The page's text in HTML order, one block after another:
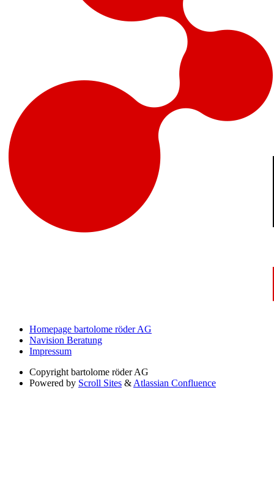
Homepage bartolome röder AG
Navision Beratung
Impressum
Copyright bartolome röder AG
Powered by Scroll Sites &Atlassian Confluence